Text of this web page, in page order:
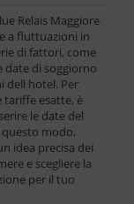
Relais Maggiore
a fluttuazioni in
di fattori, come
date di soggiorno
dell hotel. Per
tariffe esatte, è
le date del
modo,
idea precisa dei
e scegliere la
per il tuo